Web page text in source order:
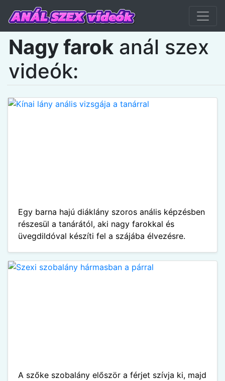
Nagy farok anál szex
videók:
Egy barna hajú diáklány szoros anális képzésben
részesül a tanárától, aki nagy farokkal és
üvegdildóval készíti fel a szájába élvezésre.
A szőke szobalány először a férjet szívja ki, majd